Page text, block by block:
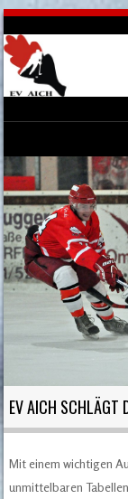
Skip to content
EV AICH SCHLÄGT
Mit einem wichtigen
unmittelbaren